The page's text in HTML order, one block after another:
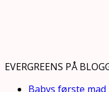
EVERGREENS PÅ
Babys første